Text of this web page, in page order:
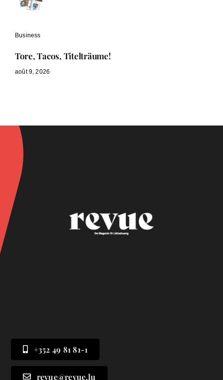
Business
Tore, Tacos, Titelträume!
août 9, 2026
+352 49 81 81-1
revue@revue.lu